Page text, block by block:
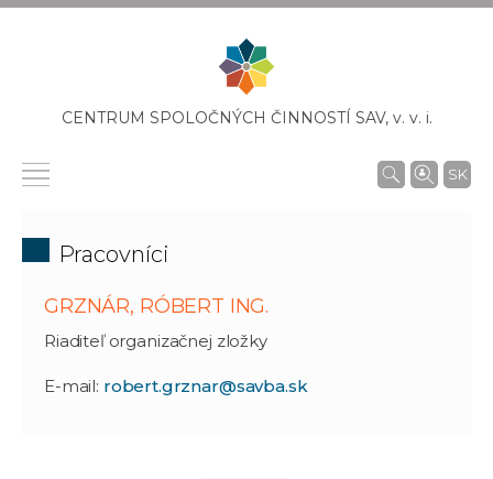
CENTRUM SPOLOČNÝCH ČINNOSTÍ SAV, v. v. i.
SK
Pracovníci
GRZNÁR, RÓBERT ING.
Riaditeľ organizačnej zložky
E-mail: robert.grznar@savba.sk